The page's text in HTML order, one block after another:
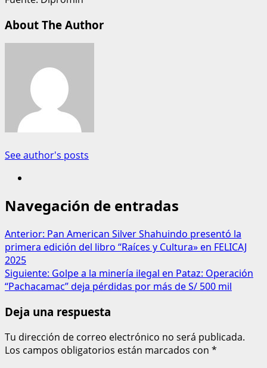
About The Author
See author's posts
Navegación de entradas
Anterior: Pan American Silver Shahuindo presentó la
primera edición del libro “Raíces y Cultura» en FELICAJ
2025
Siguiente: Golpe a la minería ilegal en Pataz: Operación
“Pachacamac” deja pérdidas por más de S/ 500 mil
Deja una respuesta
Tu dirección de correo electrónico no será publicada.
Los campos obligatorios están marcados con *